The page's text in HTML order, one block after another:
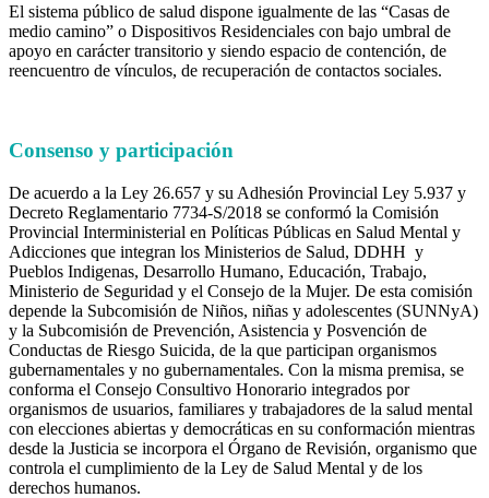
El sistema público de salud dispone igualmente de las “Casas de
medio camino” o Dispositivos Residenciales con bajo umbral de
apoyo en carácter transitorio y siendo espacio de contención, de
reencuentro de vínculos, de recuperación de contactos sociales.
Consenso y participación
De acuerdo a la Ley 26.657 y su Adhesión Provincial Ley 5.937 y
Decreto Reglamentario 7734-S/2018 se conformó la Comisión
Provincial Interministerial en Políticas Públicas en Salud Mental y
Adicciones que integran los Ministerios de Salud, DDHH y
Pueblos Indigenas, Desarrollo Humano, Educación, Trabajo,
Ministerio de Seguridad y el Consejo de la Mujer. De esta comisión
depende la Subcomisión de Niños, niñas y adolescentes (SUNNyA)
y la Subcomisión de Prevención, Asistencia y Posvención de
Conductas de Riesgo Suicida, de la que participan organismos
gubernamentales y no gubernamentales. Con la misma premisa, se
conforma el Consejo Consultivo Honorario integrados por
organismos de usuarios, familiares y trabajadores de la salud mental
con elecciones abiertas y democráticas en su conformación mientras
desde la Justicia se incorpora el Órgano de Revisión, organismo que
controla el cumplimiento de la Ley de Salud Mental y de los
derechos humanos.